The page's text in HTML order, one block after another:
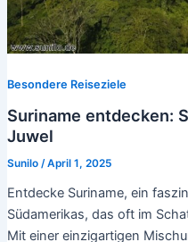
Besondere Reiseziele
Suriname entdecken:
Juwel
Sunilo /April 1, 2025
Entdecke Suriname, ein
Südamerikas, das oft im
Mit einer einzigartigen